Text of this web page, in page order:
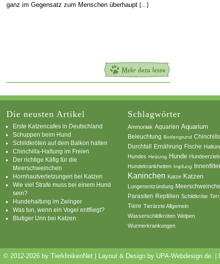
ganz im Gegensatz zum Menschen überhaupt […]
Die neusten Artikel
Erste Katzencafes in Deutschland
Schuppen beim Hund
Schildkröten auf dem Balkon halten
Chinchilla-Haltung im Freien
Der richtige Käfig für die
Meerschweinchen
Hornhautverletzungen bei Katzen
Wie viel Strafe muss bei einem Hund
sein?
Hundehaltung im Zwinger
Was tun, wenn ein Vogel entfliegt?
Blutiger Urin bei Katzen
Schlagwörter
Ammoniak Aquarien Aquarium
Beleuchtung Bodengrund
Durchfall Ernährung Fische
Hundes Heizung Hunde
Hundekrankheiten Impfung
Kaninchen Katze Katzen
Lungenentzündung
Parasiten Reptilien Schildkröte
Tiere Tierärzte Allgemein
Wasserschildkröten Welpen
Wurmerkrankungen
© 2012-2026 by TierklinikenNet | Layout & Design by UPA-Webdesign.de.